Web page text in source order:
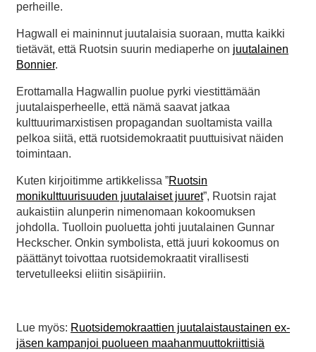
perheille.
Hagwall ei maininnut juutalaisia suoraan, mutta kaikki
tietävät, että Ruotsin suurin mediaperhe on juutalainen
Bonnier.
Erottamalla Hagwallin puolue pyrki viestittämään
juutalaisperheelle, että nämä saavat jatkaa
kulttuurimarxistisen propagandan suoltamista vailla
pelkoa siitä, että ruotsidemokraatit puuttuisivat näiden
toimintaan.
Kuten kirjoitimme artikkelissa ”Ruotsin
monikulttuurisuuden juutalaiset juuret”, Ruotsin rajat
aukaistiin alunperin nimenomaan kokoomuksen
johdolla. Tuolloin puoluetta johti juutalainen Gunnar
Heckscher. Onkin symbolista, että juuri kokoomus on
päättänyt toivottaa ruotsidemokraatit virallisesti
tervetulleeksi eliitin sisäpiiriin.
Lue myös: Ruotsidemokraattien juutalaistaustainen ex-
jäsen kampanjoi puolueen maahanmuuttokriittisiä